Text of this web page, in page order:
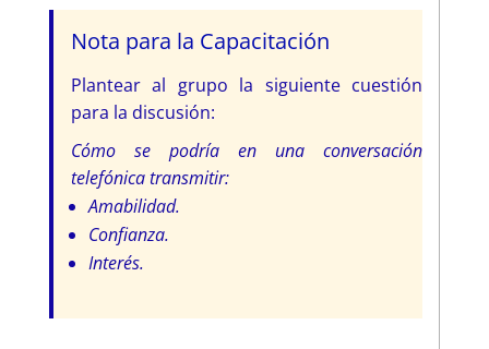
Nota para la Capacitación
Plantear al grupo la siguiente cuestión
para la discusión:
Cómo se podría en una conversación
telefónica transmitir:
Amabilidad.
Confianza.
Interés.